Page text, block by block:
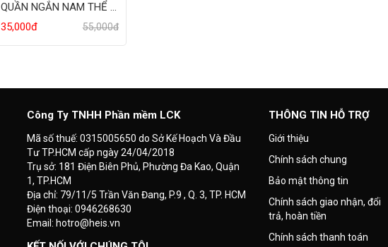
QUẦN NGẮN NAM THỂ THAO
35,000đ
55,000đ
Công Ty TNHH Phần mềm LCK
Mã số thuế: 0315005650 do Sở Kế Hoạch Và Đầu
Tư TP.HCM cấp ngày 24/04/2018
Trụ sở: 181 Điện Biên Phủ, Phường Đa Kao, Quận
1, TP.HCM
Địa chỉ: 79/11/5 Trần Văn Đang, P.9 , Q. 3, TP. HCM
Điện thoại: 0946268630
Email: hotro@heis.vn
THÔNG TIN HỖ TRỢ
Giới thiệu
Chính sách chung
Bảo mật thông tin
Chính sách giao nhận, đổi
trả, hoàn tiền
Chính sách thanh toán